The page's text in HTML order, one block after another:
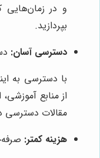
و در زمان‌هایی
بپردازید.
دسترسی آسان:
با دسترسی به
از منابع
مقالات دسترسی
هزینه کمتر: